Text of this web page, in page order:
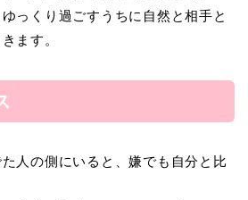
っくり過ごすうちに自然と相手と
ます。
人の側にいると、嫌でも自分と比